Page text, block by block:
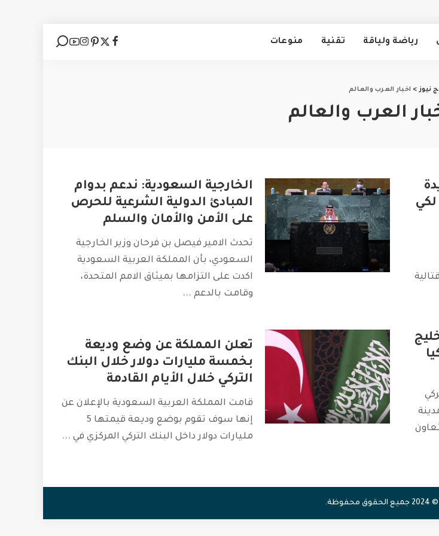
رياضة ولياقة تقنية منوعات
نيوز> اخبار العرب والعالم
العرب والعالم
لكي
الخارجية السعودية: ندعم بدوام
المبادئ الدولية الشرعية للحرص
على الأمن والأمان والسلم
تحدث الامير فيصل بن فرحان وزير الخارجية
السعودي، بأن المملكة العربية السعودية
اكدت على التزامها بميثاق الامم المتحدة،
وقامت بالدعم ...
تعلن المملكة عن وضع وديعة
بخمسة مليارات دولار خلال البنك
التركي خلال الأيام القادمة
قامت المملكة العربية السعودية بالإعلان عن
إنها سوف تقوم بوضع وديعة قيمتها 5
مليارات دولار داخل البنك التركي المركزي في ...